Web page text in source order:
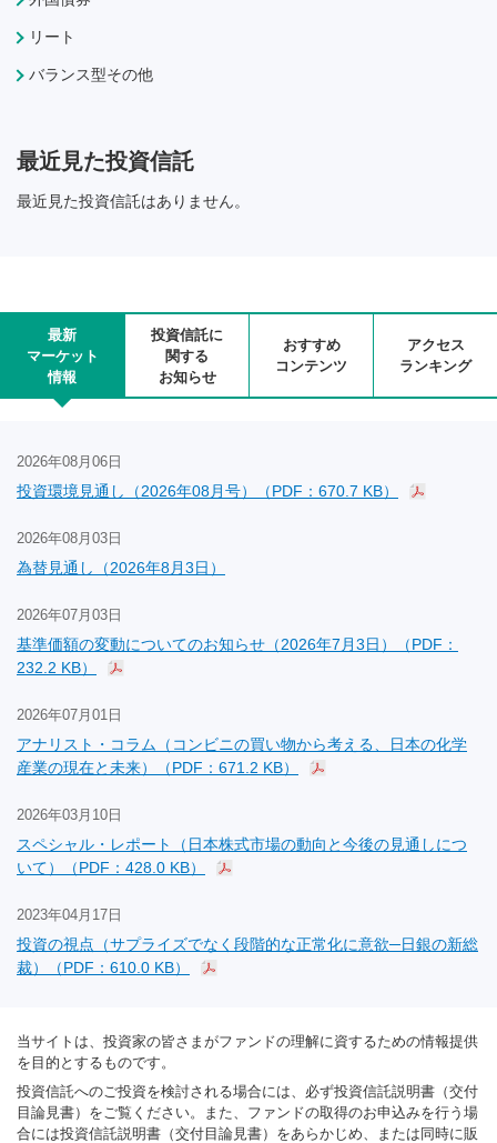
リート
バランス型その他
最近見た投資信託
最近見た投資信託はありません。
最新
マーケット
情報
投資信託に
関する
お知らせ
おすすめ
コンテンツ
アクセス
ランキング
2026年08月06日
投資環境見通し（2026年08月号）（PDF：670.7 KB）
2026年08月03日
為替見通し（2026年8月3日）
2026年07月03日
基準価額の変動についてのお知らせ（2026年7月3日）（PDF：
232.2 KB）
2026年07月01日
アナリスト・コラム（コンビニの買い物から考える、日本の化学
産業の現在と未来）（PDF：671.2 KB）
2026年03月10日
スペシャル・レポート（日本株式市場の動向と今後の見通しにつ
いて）（PDF：428.0 KB）
2023年04月17日
投資の視点（サプライズでなく段階的な正常化に意欲─日銀の新総
裁）（PDF：610.0 KB）
当サイトは、投資家の皆さまがファンドの理解に資するための情報提供
を目的とするものです。
投資信託へのご投資を検討される場合には、必ず投資信託説明書（交付
目論見書）をご覧ください。また、ファンドの取得のお申込みを行う場
合には投資信託説明書（交付目論見書）をあらかじめ、または同時に販